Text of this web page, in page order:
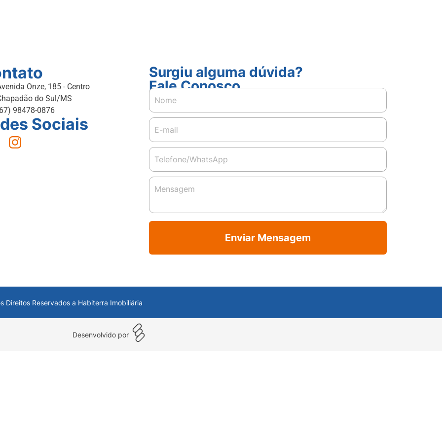
Onze, 185 - Centro
do Sul/MS
98478-0876
Sociais
Surgiu alguma dúvida?
Fale Conosco
Enviar Mensagem
Direitos Reservados a Habiterra Imobiliária
Desenvolvido por